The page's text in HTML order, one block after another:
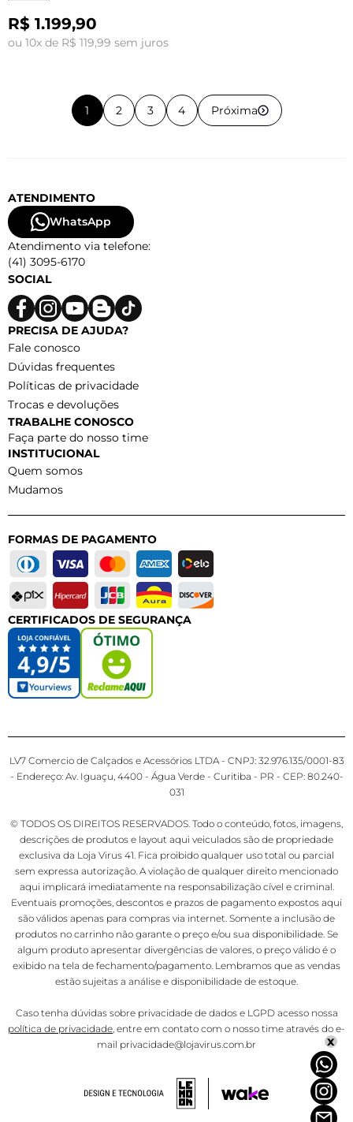
R$ 1.199,90
ou 10x de R$ 119,99 sem juros
1 2 3 4 Próxima
ATENDIMENTO
WhatsApp
Atendimento via telefone:
(41) 3095-6170
SOCIAL
PRECISA DE AJUDA?
Fale conosco
Dúvidas frequentes
Políticas de privacidade
Trocas e devoluções
TRABALHE CONOSCO
Faça parte do nosso time
INSTITUCIONAL
Quem somos
Mudamos
FORMAS DE PAGAMENTO
CERTIFICADOS DE SEGURANÇA
LV7 Comercio de Calçados e Acessórios LTDA - CNPJ: 32.976.135/0001-83
- Endereço: Av. Iguaçu, 4400 - Água Verde - Curitiba - PR - CEP: 80.240-
031
© TODOS OS DIREITOS RESERVADOS. Todo o conteúdo, fotos, imagens,
descrições de produtos e layout aqui veiculados são de propriedade
exclusiva da Loja Virus 41. Fica proibido qualquer uso total ou parcial
sem expressa autorização. A violação de qualquer direito mencionado
aqui implicará imediatamente na responsabilização cível e criminal.
Eventuais promoções, descontos e prazos de pagamento expostos aqui
são válidos apenas para compras via internet. Somente a inclusão de
produtos no carrinho não garante o preço e/ou sua disponibilidade. Se
algum produto apresentar divergências de valores, o preço válido é o
exibido na tela de fechamento/pagamento. Lembramos que as vendas
estão sujeitas a análise e disponibilidade de estoque.
Caso tenha dúvidas sobre privacidade de dados e LGPD acesso nossa
política de privacidade , entre em contato com o nosso time através do e-
mail privacidade@lojavirus.com.br
x